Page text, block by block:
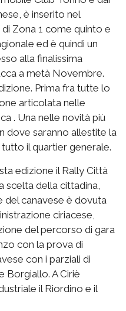
è inserito nel
Zona 1 come quinto e
ed è quindi un
alla finalissima
a metà Novembre.
Prima fra tutte lo
articolata nelle
. Una nelle novità più
dove saranno allestite la
il quartier generale.
edizione il Rally Città
scelta della cittadina,
del canavese è dovuta
ciriacese,
del percorso di gara
con la prova di
con i parziali di
Borgiallo. A Ciriè
il Riordino e il